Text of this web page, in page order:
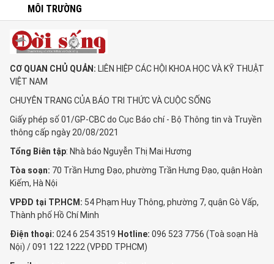
MÔI TRƯỜNG
CƠ QUAN CHỦ QUẢN: LIÊN HIỆP CÁC HỘI KHOA HỌC VÀ KỸ THUẬT
VIỆT NAM
CHUYÊN TRANG CỦA BÁO TRI THỨC VÀ CUỘC SỐNG
Giấy phép số 01/GP-CBC do Cục Báo chí - Bộ Thông tin và Truyền
thông cấp ngày 20/08/2021
Tổng Biên tập: Nhà báo Nguyễn Thị Mai Hương
Tòa soạn: 70 Trần Hưng Đạo, phường Trần Hưng Đạo, quận Hoàn
Kiếm, Hà Nội
VPĐD tại TP.HCM: 54 Phạm Huy Thông, phường 7, quận Gò Vấp,
Thành phố Hồ Chí Minh
Điện thoại: 024 6 254 3519 Hotline: 096 523 7756 (Toà soạn Hà
Nội) / 091 122 1222 (VPĐD TPHCM)